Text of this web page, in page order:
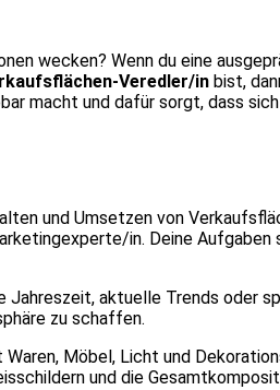
wecken? Wenn du eine
Veredler/in bist,
macht und dafür sorgt, dass
und Umsetzen von
in. Deine Aufgaben
aktuelle Trends oder
zu schaffen.
Möbel, Licht und
und die